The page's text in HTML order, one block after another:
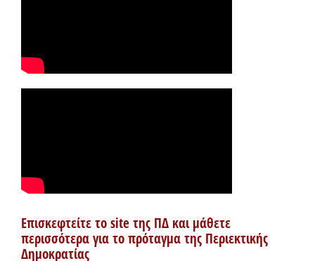
Επισκεφτείτε το site της ΠΔ και μάθετε
περισσότερα για το πρόταγμα της Περιεκτικής
Δημοκρατίας